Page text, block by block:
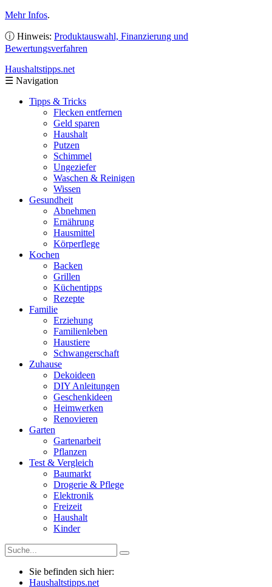
Mehr Infos.
ⓘ Hinweis: Produktauswahl, Finanzierung und
Bewertungsverfahren
Haushaltstipps.net
☰ Navigation
Tipps & Tricks
Flecken entfernen
Geld sparen
Haushalt
Putzen
Schimmel
Ungeziefer
Waschen & Reinigen
Wissen
Gesundheit
Abnehmen
Ernährung
Hausmittel
Körperflege
Kochen
Backen
Grillen
Küchentipps
Rezepte
Familie
Erziehung
Familienleben
Haustiere
Schwangerschaft
Zuhause
Dekoideen
DIY Anleitungen
Geschenkideen
Heimwerken
Renovieren
Garten
Gartenarbeit
Pflanzen
Test & Vergleich
Baumarkt
Drogerie & Pflege
Elektronik
Freizeit
Haushalt
Kinder
Sie befinden sich hier:
Haushaltstipps.net